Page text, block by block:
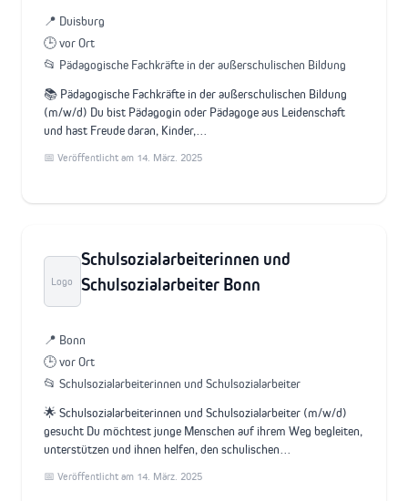
📍 Duisburg
🕒 vor Ort
📂 Pädagogische Fachkräfte in der außerschulischen Bildung
📚 Pädagogische Fachkräfte in der außerschulischen Bildung
(m/w/d) Du bist Pädagogin oder Pädagoge aus Leidenschaft
und hast Freude daran, Kinder,…
📅 Veröffentlicht am 14. März. 2025
Logo
Schulsozialarbeiterinnen und
Schulsozialarbeiter Bonn
📍 Bonn
🕒 vor Ort
📂 Schulsozialarbeiterinnen und Schulsozialarbeiter
🌟 Schulsozialarbeiterinnen und Schulsozialarbeiter (m/w/d)
gesucht Du möchtest junge Menschen auf ihrem Weg begleiten,
unterstützen und ihnen helfen, den schulischen…
📅 Veröffentlicht am 14. März. 2025